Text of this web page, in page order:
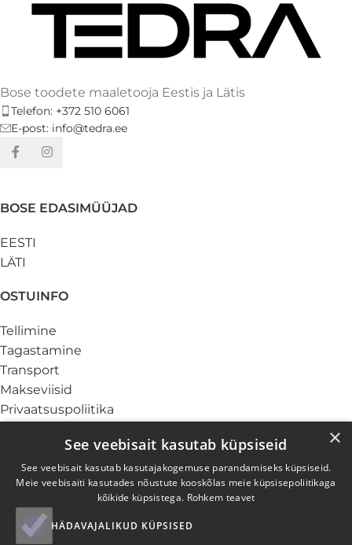
Bose toodete maaletooja Eestis ja Lätis
Telefon: +372 510 6061
E-post: info@tedra.ee
BOSE EDASIMÜÜJAD
EESTI
LÄTI
OSTUINFO
Tellimine
Tagastamine
Transport
Makseviisid
Privaatsuspoliitika
TEENUSED
Garantii ja hooldus
Elektroonikajäätmed
×
See veebisait kasutab küpsiseid
See veebisait kasutab kasutajakogemuse parandamiseks küpsiseid.
Meie veebisaiti kasutades nõustute kooskõlas meie küpsisepoliitikaga
kõikide küpsistega. Rohkem teavet
HÄDAVAJALIKUD KÜPSISED